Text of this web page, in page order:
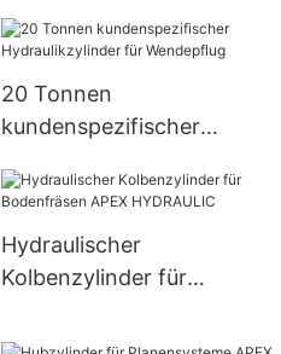
Kippanhänger
20 Tonnen
kundenspezifischer
Wendepflug
Hydraulischer
Kolbenzylinder für
HYDRAULIC